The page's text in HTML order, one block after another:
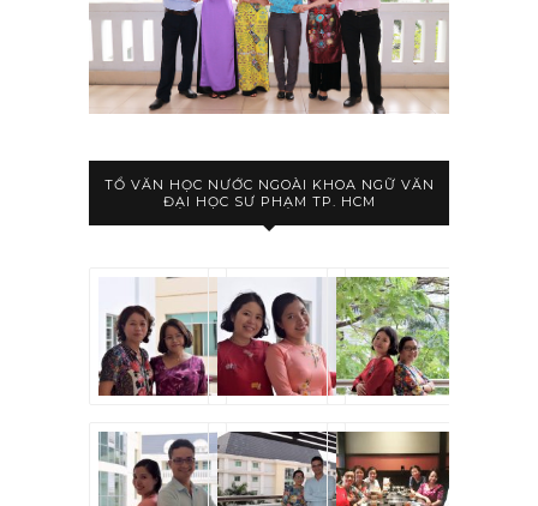
TỔ VĂN HỌC NƯỚC NGOÀI KHOA NGỮ VĂN
ĐẠI HỌC SƯ PHẠM TP. HCM